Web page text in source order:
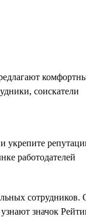
соискатели
укрепите
работодателей
значок